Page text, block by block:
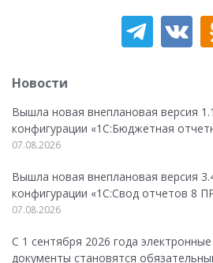
Новости
Вышла новая внеплановая версия
конфигурации «1C:Бюджетная
07.08.2026
Вышла новая внеплановая версия
конфигурации «1C:Свод отчетов 8
07.08.2026
С 1 сентября 2026 года
документы становятся